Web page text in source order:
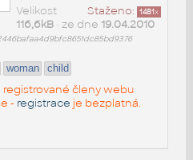
Staženo: 1481x
Velikost
116,6kB• ze dne 19.04.2010
woman child
registrované členy webu
- registrace je bezplatná.